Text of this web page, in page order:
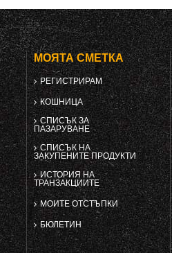
МОЯТА СМЕТКА
РЕГИСТРИРАМ
КОШНИЦА
СПИСЪК ЗА
ПАЗАРУВАНЕ
СПИСЪК НА
ЗАКУПЕНИТЕ ПРОДУКТИ
ИСТОРИЯ НА
ТРАНЗАКЦИИТЕ
МОИТЕ ОТСТЪПКИ
БЮЛЕТИН